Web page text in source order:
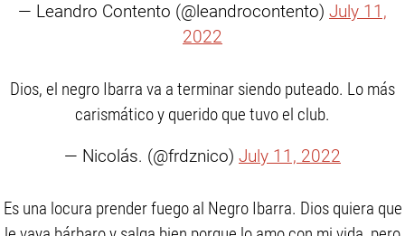
— Leandro Contento (@leandrocontento) July 11,
2022
Dios, el negro Ibarra va a terminar siendo puteado. Lo más
carismático y querido que tuvo el club.
— Nicolás. (@frdznico) July 11, 2022
Es una locura prender fuego al Negro Ibarra. Dios quiera que